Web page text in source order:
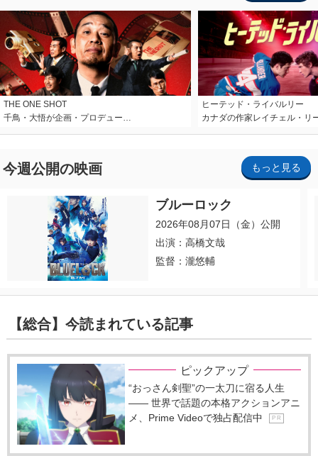
THE ONE SHOT
千鳥・大悟が企画・プロデュー…
ヒーテッド・ライバルリー
カナダの作家レイチェル・リ
今週公開の映画 もっと見る
ブルーロック
2026年08月07日（金）公開
出演：高橋文哉
監督：瀧悠輔
【総合】今読まれている記事
ピックアップ
“おっさん剣聖”の一太刀に宿る人生
―― 世界で話題の本格アクションアニ
メ、Prime Videoで独占配信中
P R